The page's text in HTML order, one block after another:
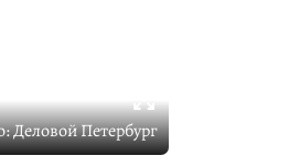
Деловой Петербург